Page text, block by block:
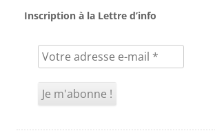
Inscription à la Lettre d’info